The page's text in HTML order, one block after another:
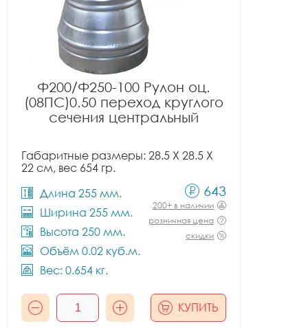
Ф200/Ф250-100 Рулон оц.
(08ПС)0.50 переход круглого
сечения центральный
Габаритные размеры: 28.5 X 28.5 X
22 см, вес 654 гр.
Длина 255 мм.
Ширина 255 мм.
Высота 250 мм.
Объём 0.02 куб.м.
Вес: 0.654 кг.
643
200+ в наличии
розничная цена
скидки
КУПИТЬ